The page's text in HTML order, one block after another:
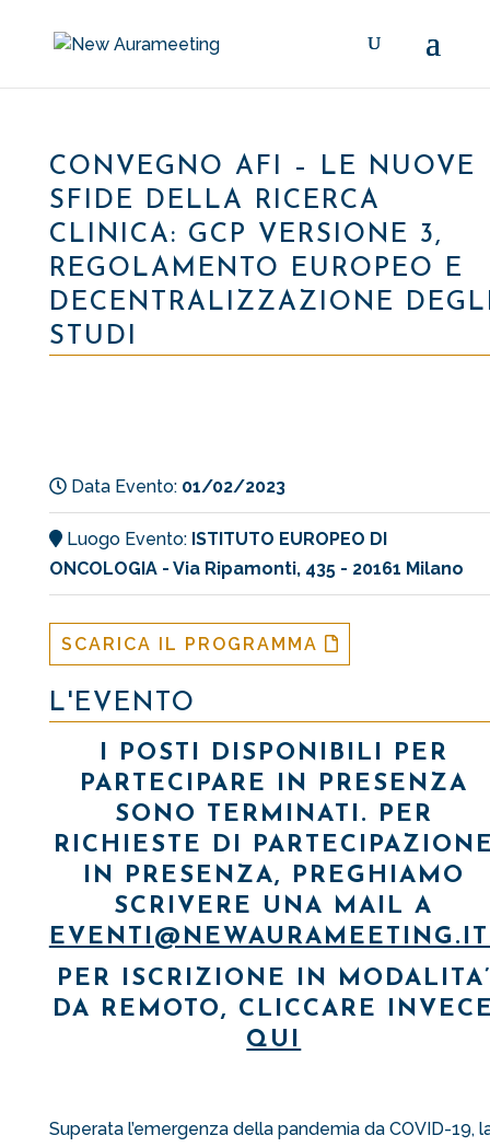
CONVEGNO AFI – LE NUOVE
SFIDE DELLA RICERCA
CLINICA: GCP VERSIONE 3,
REGOLAMENTO EUROPEO E
DECENTRALIZZAZIONE
STUDI
Data Evento: 01/02/2023
Luogo Evento: ISTITUTO EUROPEO DI
ONCOLOGIA - Via Ripamonti, 435 - 20161 Milano
SCARICA IL PROGRAMMA
L'EVENTO
I POSTI DISPONIBILI PER
PARTECIPARE IN PRESENZA
SONO TERMINATI. PER
RICHIESTE DI
IN PRESENZA, PREGHIAMO
SCRIVERE UNA MAIL A
PER ISCRIZIONE IN MODALITA’
DA REMOTO, CLICCARE
QUI
Superata l’emergenza della pandemia da COVID-19,